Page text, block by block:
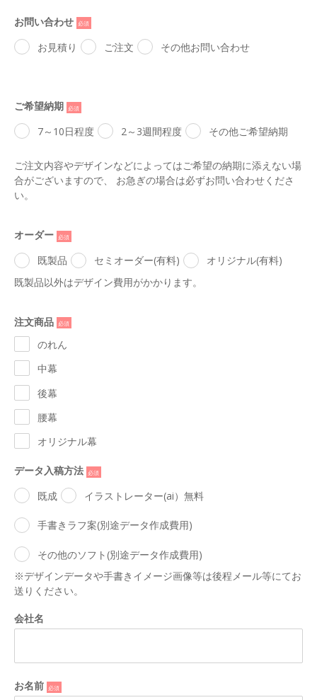
お問い合わせ
*
お見積り
ご注文 その他お問い合わせ
ご希望納期
*
7～10日程度
2～3週間程度 その他ご希望納期
ご注文内容やデザインなどによってはご希望の納期に添えない場
合がございますので、 お急ぎの場合は必ずお問い合わせくださ
い。
オーダー
*
既製品
セミオーダー(有料)
オリジナル(有料)
既製品以外はデザイン費用がかかります。
注文商品
*
のれん
中幕
後幕
腰幕
オリジナル幕
データ入稿方法
*
既成
イラストレーター(ai）無料
手書きラフ案(別途データ作成費用)
その他のソフト(別途データ作成費用)
※デザインデータや手書きイメージ画像等は後程メール等にてお
送りください。
会社名
お名前
*